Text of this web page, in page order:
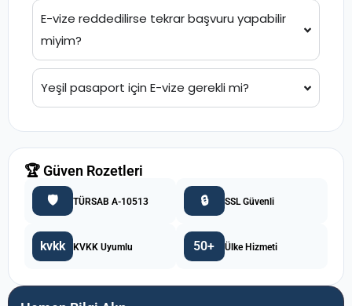
E-vize reddedilirse tekrar başvuru yapabilir
miyim?
Yeşil pasaport için E-vize gerekli mi?
🏆 Güven Rozetleri
🛡️ TÜRSAB A-10513 🔒 SSL Güvenli
kvkk KVKK Uyumlu 50+ Ülke Hizmeti